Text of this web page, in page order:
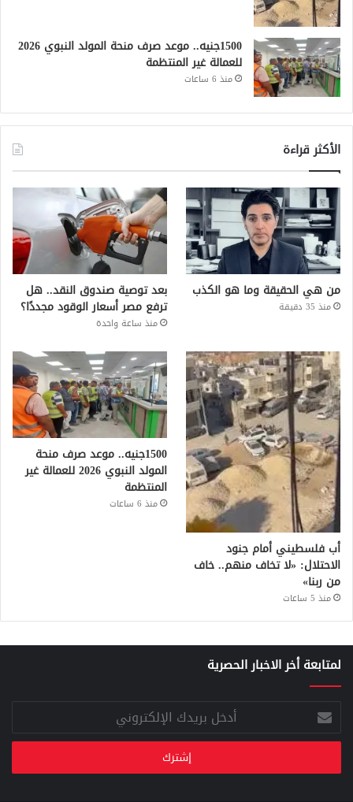
1500جنيه.. موعد صرف منحة المولد النبوي 2026
للعمالة غير المنتظمة
منذ 6 ساعات
الأكثر قراءة
من هي الحقيقة وما هو الكذب
منذ 35 دقيقة
بعد توصية صندوق النقد.. هل
ترفع مصر أسعار الوقود مجددًا؟
منذ ساعة واحدة
أب فلسطيني أمام جنود
الاحتلال: «لا تخاف منهم.. خاف
من ربنا»
منذ 5 ساعات
1500جنيه.. موعد صرف منحة
المولد النبوي 2026 للعمالة غير
المنتظمة
منذ 6 ساعات
لمتابعة أخر الاخبار الحصرية
أدخل
بريدك
الإلكتروني